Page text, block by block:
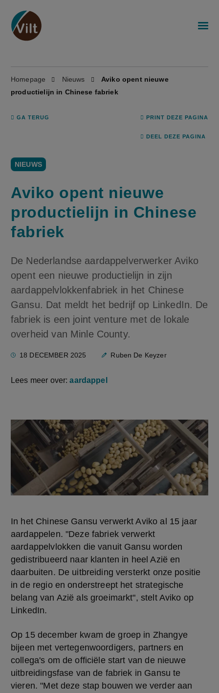
Homepage Nieuws
Aviko opent nieuwe
productielijn in Chinese fabriek
GA TERUG PRINT DEZE PAGINA
DEEL DEZE PAGINA
NIEUWS
Aviko opent nieuwe
productielijn in Chinese
fabriek
De Nederlandse aardappelverwerker Aviko
opent een nieuwe productielijn in zijn
aardappelvlokkenfabriek in het Chinese
Gansu. Dat meldt het bedrijf op LinkedIn. De
fabriek is een joint venture met de lokale
overheid van Minle County.
18 DECEMBER 2025 Ruben De Keyzer
Lees meer over:aardappel
In het Chinese Gansu verwerkt Aviko al 15 jaar
aardappelen. "Deze fabriek verwerkt
aardappelvlokken die vanuit Gansu worden
gedistribueerd naar klanten in heel Azië en
daarbuiten. De uitbreiding versterkt onze positie
in de regio en onderstreept het strategische
belang van Azië als groeimarkt", stelt Aviko op
LinkedIn.
Op 15 december kwam de groep in Zhangye
bijeen met vertegenwoordigers, partners en
collega's om de officiële start van de nieuwe
uitbreidingsfase van de fabriek in Gansu te
vieren. "Met deze stap bouwen we verder aan